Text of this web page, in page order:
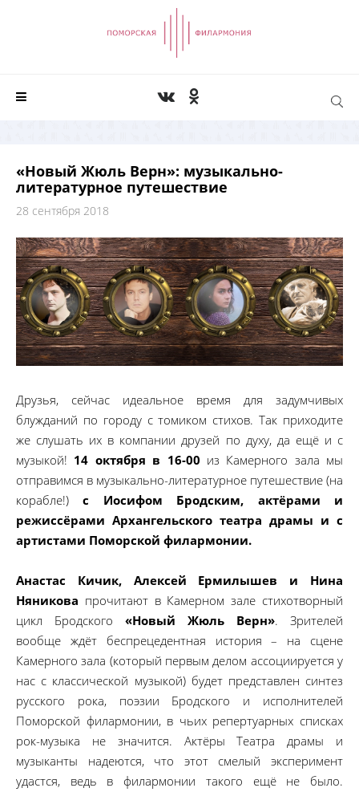
«Новый Жюль Верн»: музыкально-
литературное путешествие
28 сентября 2018
Друзья, сейчас идеальное время для задумчивых
блужданий по городу с томиком стихов. Так приходите
же слушать их в компании друзей по духу, да ещё и с
музыкой! 14 октября в 16-00 из Камерного зала мы
отправимся в музыкально-литературное путешествие (на
корабле!)с Иосифом Бродским, актёрами и
режиссёрами Архангельского театра драмы и с
артистами Поморской филармонии.
Анастас Кичик, Алексей Ермилышев и Нина
Няникова прочитают в Камерном зале стихотворный
цикл Бродского «Новый Жюль Верн». Зрителей
вообще ждёт беспрецедентная история – на сцене
Камерного зала (который первым делом ассоциируется у
нас с классической музыкой) будет представлен синтез
русского рока, поэзии Бродского и исполнителей
Поморской филармонии, в чьих репертуарных списках
рок-музыка не значится. Актёры Театра драмы и
музыканты надеются, что этот смелый эксперимент
удастся, ведь в филармонии такого ещё не было.